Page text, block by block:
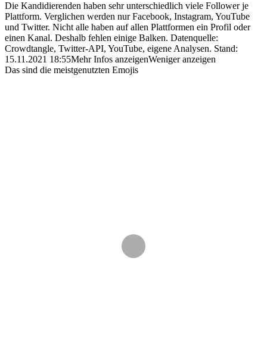
Die Kandidierenden haben sehr unterschiedlich viele Follower je
Plattform. Verglichen werden nur Facebook, Instagram, YouTube
und Twitter. Nicht alle haben auf allen Plattformen ein Profil oder
einen Kanal. Deshalb fehlen einige Balken. Datenquelle:
Crowdtangle, Twitter-API, YouTube, eigene Analysen. Stand:
15.11.2021 18:55Mehr Infos anzeigenWeniger anzeigen
Das sind die meistgenutzten Emojis